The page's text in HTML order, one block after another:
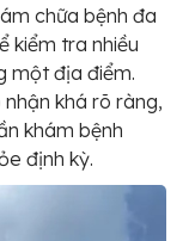
chữa bệnh đa
kiểm tra nhiều
một địa điểm.
khá rõ ràng,
khám bệnh
định kỳ.